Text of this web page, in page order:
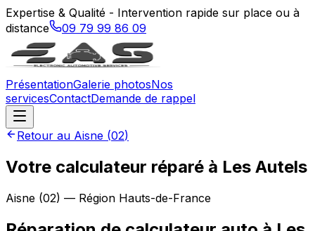
Expertise & Qualité - Intervention rapide sur place ou à
distance
09 79 99 86 09
PrésentationGalerie photosNos
servicesContactDemande de rappel
Retour au Aisne (02)
Votre calculateur réparé à Les Autels
Aisne (02) — Région Hauts-de-France